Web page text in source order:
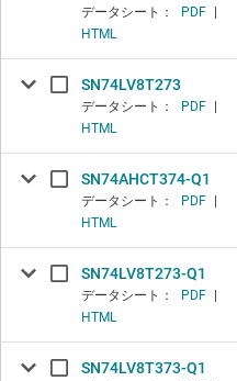
データシート：
PDF
HTML
SN74LV8T273
データシート： PDF
HTML
SN74AHCT374-Q1
データシート： PDF
HTML
SN74LV8T273-Q1
データシート： PDF
HTML
SN74LV8T373-Q1